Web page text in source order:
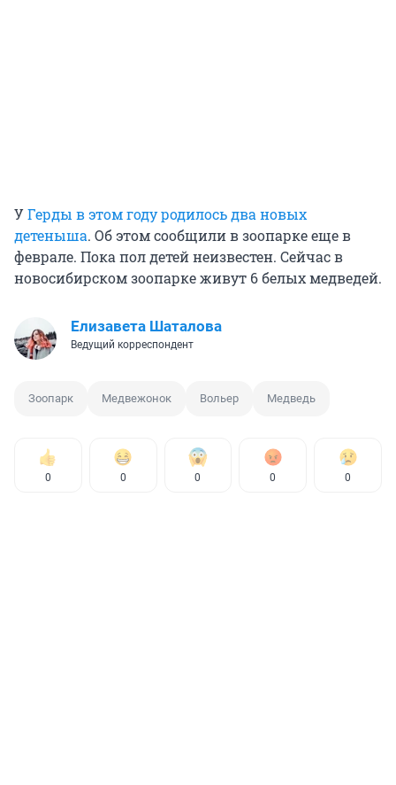
УГерды в этом году родилось два новых
детеныша. Об этом сообщили в зоопарке еще в
феврале. Пока пол детей неизвестен. Сейчас в
новосибирском зоопарке живут 6 белых медведей.
Елизавета Шаталова
Ведущий корреспондент
Зоопарк Медвежонок Вольер Медведь
0 0 0 0 0